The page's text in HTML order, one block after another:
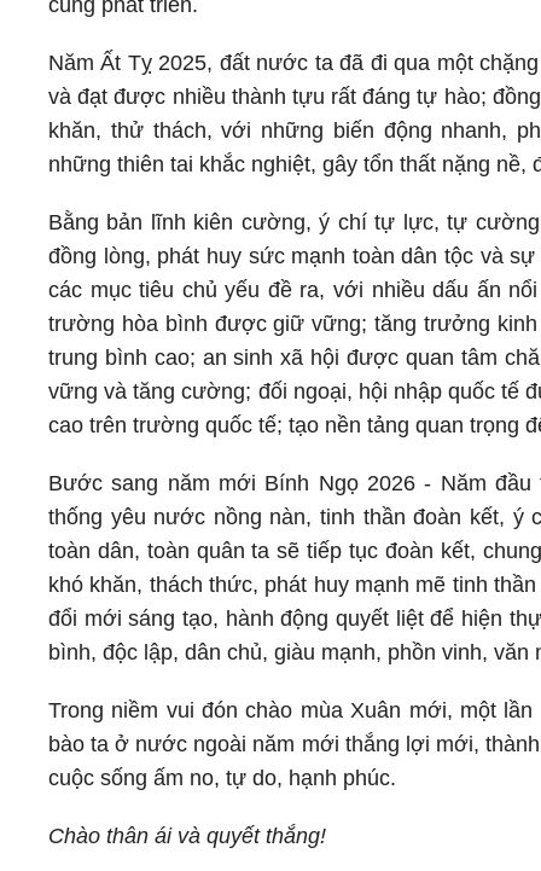
cùng phát triển.
Năm Ất Tỵ 2025, đất nước ta đã đi qua một
và đạt được nhiều thành tựu rất đáng tự hào;
khăn, thử thách, với những biến động nhanh,
những thiên tai khắc nghiệt, gây tổn thất nặng
Bằng bản lĩnh kiên cường, ý chí tự lực, tự
đồng lòng, phát huy sức mạnh toàn dân tộc và
các mục tiêu chủ yếu đề ra, với nhiều dấu ấn
trường hòa bình được giữ vững; tăng trưởng
trung bình cao; an sinh xã hội được quan tâm
vững và tăng cường; đối ngoại, hội nhập quốc tế
cao trên trường quốc tế; tạo nền tảng quan trọng
Bước sang năm mới Bính Ngọ 2026 - Năm
thống yêu nước nồng nàn, tinh thần đoàn kết,
toàn dân, toàn quân ta sẽ tiếp tục đoàn kết,
khó khăn, thách thức, phát huy mạnh mẽ tinh
đổi mới sáng tạo, hành động quyết liệt để hiện
bình, độc lập, dân chủ, giàu mạnh, phồn vinh, văn
Trong niềm vui đón chào mùa Xuân mới, một
bào ta ở nước ngoài năm mới thắng lợi mới,
cuộc sống ấm no, tự do, hạnh phúc.
Chào thân ái và quyết thắng!